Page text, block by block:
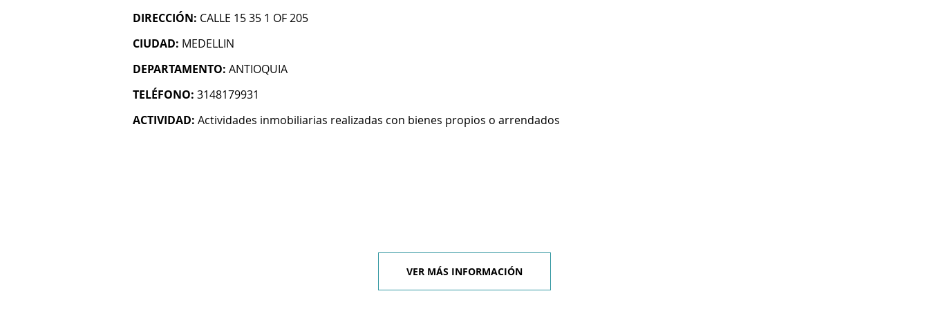
DIRECCIÓN: CALLE 15 35 1 OF 205
CIUDAD: MEDELLIN
DEPARTAMENTO: ANTIOQUIA
TELÉFONO: 3148179931
ACTIVIDAD: Actividades inmobiliarias realizadas con bienes propios o arrendados
VER MÁS INFORMACIÓN